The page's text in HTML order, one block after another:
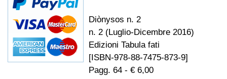
Diònysos n. 2
n. 2 (Luglio-Dicembre 2016)
Edizioni Tabula fati
[ISBN-978-88-7475-873-9]
Pagg. 64 - € 6,00